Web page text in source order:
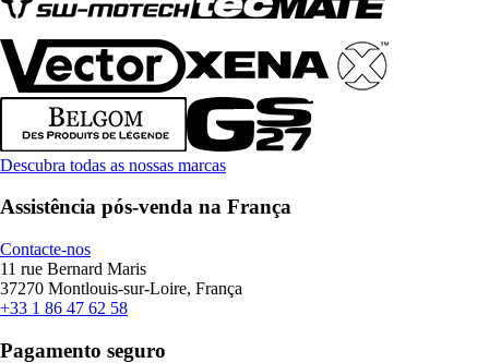
Descubra todas as nossas marcas
Assistência pós-venda na França
Contacte-nos
11 rue Bernard Maris
37270 Montlouis-sur-Loire, França
+33 1 86 47 62 58
Pagamento seguro